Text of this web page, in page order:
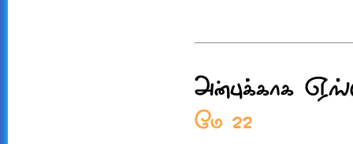
அன்புக்காக
மே 22